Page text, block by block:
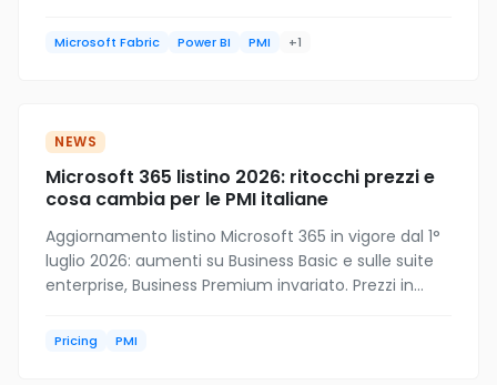
Microsoft Fabric Power BI PMI +1
NEWS
Microsoft 365 listino 2026: ritocchi prezzi e
cosa cambia per le PMI italiane
Aggiornamento listino Microsoft 365 in vigore dal 1°
luglio 2026: aumenti su Business Basic e sulle suite
enterprise, Business Premium invariato. Prezzi in
Pricing PMI